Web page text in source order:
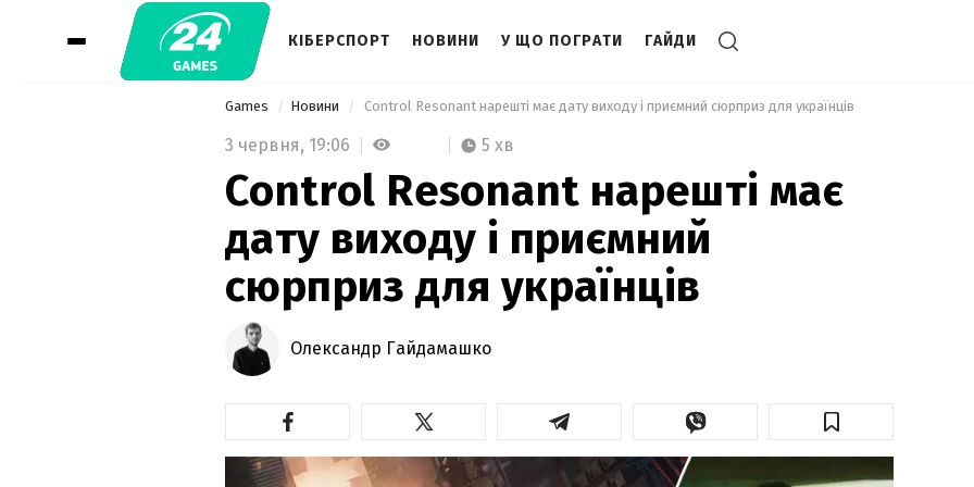
КІБЕРСПОРТ НОВИНИ У ЩО ПОГРАТИ ГАЙДИ
Games Новини Control Resonant нарешті має дату виходу і приємний сюрприз для українців
3 червня, 19:06 5 хв
Control Resonant нарешті має
дату виходу і приємний
сюрприз для українців
Олександр Гайдамашко